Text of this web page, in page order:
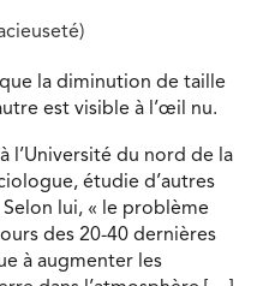
la diminution de taille
est visible à l’œil nu.
l’Université du nord de la
étudie d’autres
lui, « le problème
des 20-40 dernières
à augmenter les